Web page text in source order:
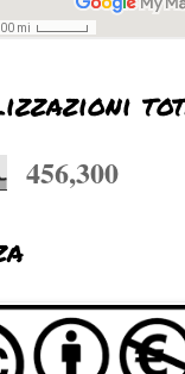
456,300